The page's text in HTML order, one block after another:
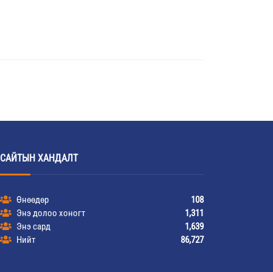
САЙТЫН ХАНДАЛТ
Өнөөдөр
108
Энэ долоо хоногт
1,311
Энэ сард
1,639
Нийт
86,727